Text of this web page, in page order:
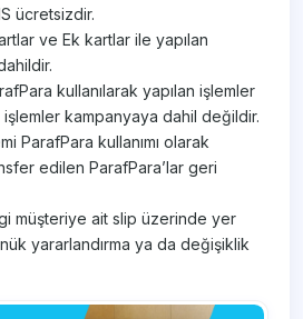
ücretsizdir.
ve Ek kartlar ile yapılan
kullanılarak yapılan işlemler
kampanyaya dahil değildir.
ParafPara kullanımı olarak
edilen ParafPara’lar geri
müşteriye ait slip üzerinde yer
yararlandırma ya da değişiklik